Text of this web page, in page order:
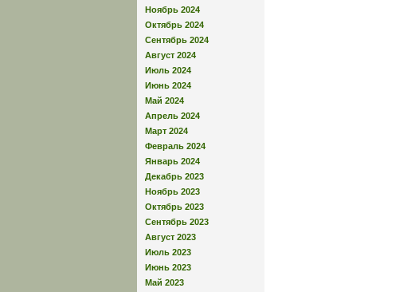
Ноябрь 2024
Октябрь 2024
Сентябрь 2024
Август 2024
Июль 2024
Июнь 2024
Май 2024
Апрель 2024
Март 2024
Февраль 2024
Январь 2024
Декабрь 2023
Ноябрь 2023
Октябрь 2023
Сентябрь 2023
Август 2023
Июль 2023
Июнь 2023
Май 2023